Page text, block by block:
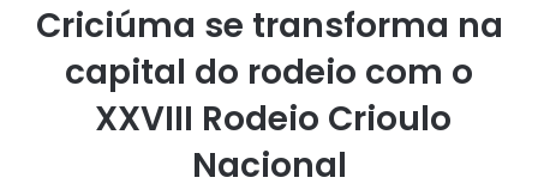
Criciúma se transforma na
capital do rodeio com o
XXVIII Rodeio Crioulo
Nacional